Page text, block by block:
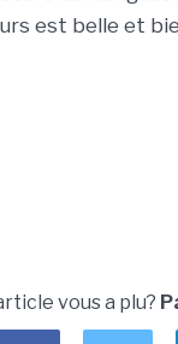
est belle et
vous a plu?